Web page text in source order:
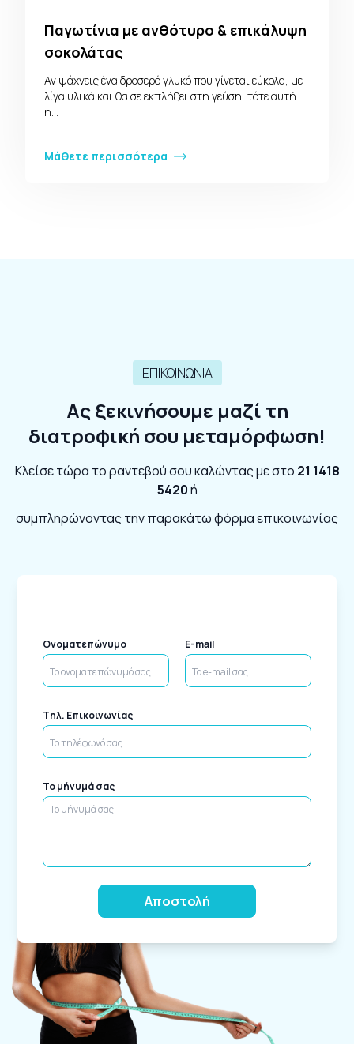
Παγωτίνια με ανθότυρο & επικάλυψη
σοκολάτας
Αν ψάχνεις ένα δροσερό γλυκό που γίνεται εύκολα, με
λίγα υλικά και θα σε εκπλήξει στη γεύση, τότε αυτή
η…
Μάθετε περισσότερα
ΕΠΙΚΟΙΝΩΝΙΑ
Ας ξεκινήσουμε μαζί τη
διατροφική σου μεταμόρφωση!
Κλείσε τώρα το ραντεβού σου καλώντας με στο 21 1418
5420ή
συμπληρώνοντας την παρακάτω φόρμα επικοινωνίας
Ονοματεπώνυμο E-mail
Tηλ. Επικοινωνίας
Το μήνυμά σας